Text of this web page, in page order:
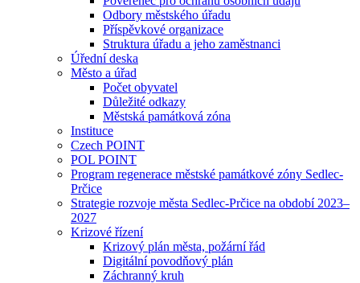
Odbory městského úřadu
Příspěvkové organizace
Struktura úřadu a jeho zaměstnanci
Úřední deska
Město a úřad
Počet obyvatel
Důležité odkazy
Městská památková zóna
Instituce
Czech POINT
POL POINT
Program regenerace městské památkové zóny Sedlec-
Prčice
Strategie rozvoje města Sedlec-Prčice na období 2023–
2027
Krizové řízení
Krizový plán města, požární řád
Digitální povodňový plán
Záchranný kruh